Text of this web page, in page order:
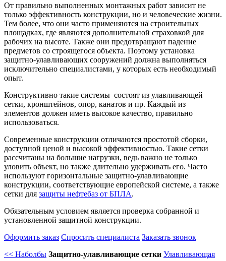
От правильно выполненных монтажных работ зависит не
только эффективность конструкции, но и человеческие жизни.
Тем более, что они часто применяются на строительных
площадках, где являются дополнительной страховкой для
рабочих на высоте. Также они предотвращают падение
предметов со строящегося объекта. Поэтому установка
защитно-улавливающих сооружений должна выполняться
исключительно специалистами, у которых есть необходимый
опыт.
Конструктивно такие системы состоят из улавливающей
сетки, кронштейнов, опор, канатов и пр. Каждый из
элементов должен иметь высокое качество, правильно
использоваться.
Современные конструкции отличаются простотой сборки,
доступной ценой и высокой эффективностью. Такие сетки
рассчитаны на большие нагрузки, ведь важно не только
уловить объект, но также длительно удерживать его. Часто
используют горизонтальные защитно-улавливающие
конструкции, соответствующие европейской системе, а также
сетки для защиты нефтебаз от БПЛА.
Обязательным условием является проверка собранной и
установленной защитной конструкции.
Оформить заказ Спросить специалиста Заказать звонок
<< Наболбы Защитно-улавливающие сетки Улавливающая